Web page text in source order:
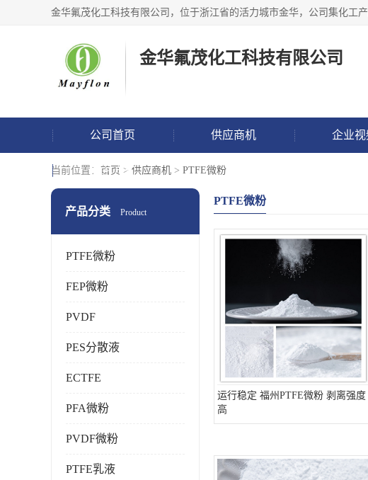
金华氟茂化工科技有限公司
公司首页 供应商机 企业视
联系方式
当前位置： 首页 > 供应商机 > PTFE微粉
产品分类 Product
PTFE微粉
FEP微粉
PVDF
PES分散液
ECTFE
PFA微粉
PVDF微粉
PTFE乳液
PTFE微粉
运行稳定 福州PTFE微粉 剥离强度
高